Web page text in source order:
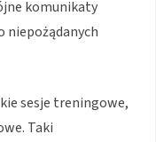
komunikaty
niepożądanych
sesje treningowe,
Taki